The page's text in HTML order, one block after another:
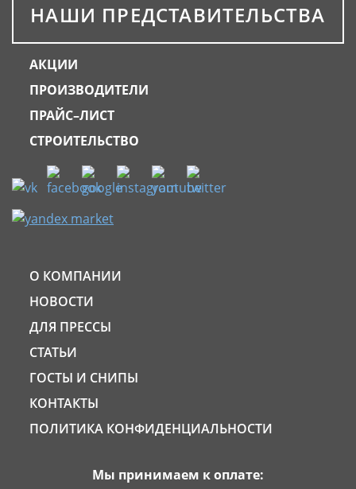
НАШИ ПРЕДСТАВИТЕЛЬСТВА
АКЦИИ
ПРОИЗВОДИТЕЛИ
ПРАЙС–ЛИСТ
СТРОИТЕЛЬСТВО
О КОМПАНИИ
НОВОСТИ
ДЛЯ ПРЕССЫ
СТАТЬИ
ГОСТЫ И СНИПЫ
КОНТАКТЫ
ПОЛИТИКА КОНФИДЕНЦИАЛЬНОСТИ
Мы принимаем к оплате: